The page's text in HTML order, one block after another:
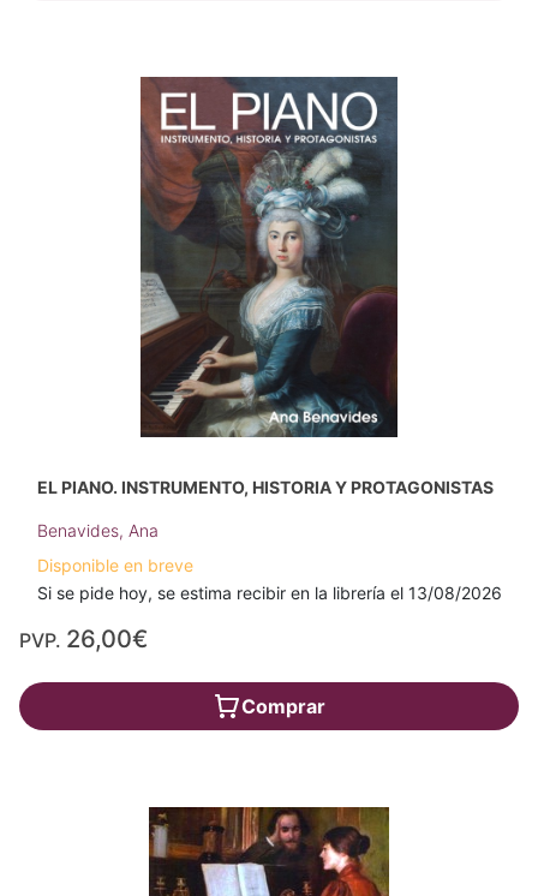
EL PIANO. INSTRUMENTO, HISTORIA Y PROTAGONISTAS
Benavides, Ana
Disponible en breve
Si se pide hoy, se estima recibir en la librería el 13/08/2026
PVP. 26,00€
Comprar